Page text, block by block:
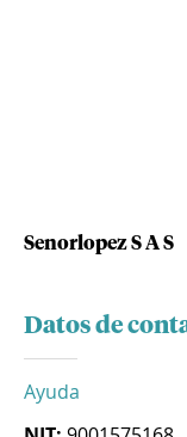
Senorlopez S A S
Datos de
Ayuda